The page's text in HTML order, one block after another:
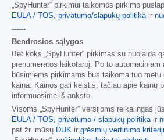
„SpyHunter“ pirkimui taikomos pirkimo
EULA / TOS, privatumo/slapukų politikair
------
Bendrosios sąlygos
Bet koks „SpyHunter“ pirkimas su nuolaida
prenumeratos laikotarpį. Po to automatiniam
būsimiems pirkimams bus taikoma tuo metu
kaina. Kainos gali keistis, tačiau apie kainų
informuosime iš anksto.
Visoms „SpyHunter“ versijoms reikalingas
EULA / TOS, privatumo / slapukų politikair
pat žr. mūsų DUK ir grėsmių vertinimo